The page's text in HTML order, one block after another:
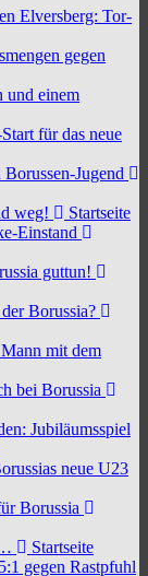
Elversberg: Tor-
gegen
und einem
für das neue
Jugend
weg!
Startseite
Einstand
guttun!
Borussia?
mit dem
bei Borussia
Jubiläumsspiel
neue U23
Borussia
Startseite
gegen Rastpfuhl